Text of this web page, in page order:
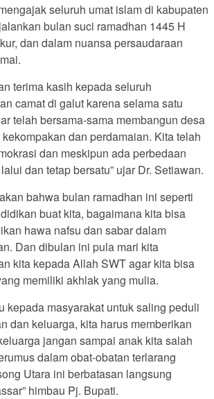
seluruh umat islam di kabupaten
bulan suci ramadhan 1445 H
dan dalam nuansa persaudaraan
terima kasih kepada seluruh
camat di galut karena selama satu
telah bersama-sama membangun desa
dan perdamaian. Kita telah
dan meskipun ada perbedaan
dan tetap bersatu” ujar Dr. Setiawan.
bahwa bulan ramadhan ini seperti
buat kita, bagaimana kita bisa
hawa nafsu dan sabar dalam
Dan dibulan ini pula mari kita
kita kepada Allah SWT agar kita bisa
memiliki akhlak yang mulia.
kepada masyarakat untuk saling peduli
dan keluarga, kita harus memberikan
jangan sampai anak kita salah
dalam obat-obatan terlarang
Utara ini berbatasan langsung
himbau Pj. Bupati.